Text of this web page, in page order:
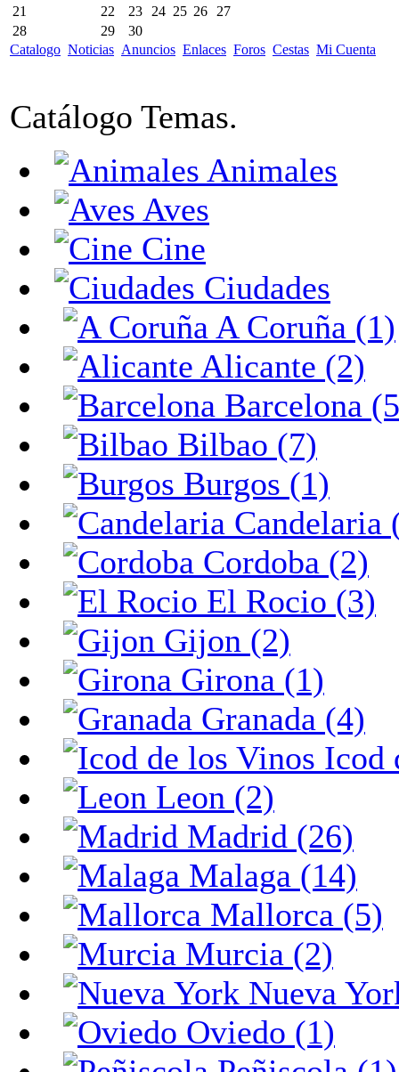
21
22 23 24 25 26
27
28
29
30
Catalogo Noticias Anuncios Enlaces Foros Cestas Mi Cuenta
Catálogo Temas.
Animales
Aves
Cine
Ciudades
A Coruña (1)
Alicante (2)
Barcelona
Bilbao (7)
Burgos (1)
Candelaria
Cordoba (2)
El Rocio (3)
Gijon (2)
Girona (1)
Granada (4)
Icod
Leon (2)
Madrid (26)
Malaga (14)
Mallorca (5)
Murcia (2)
Nueva
Oviedo (1)